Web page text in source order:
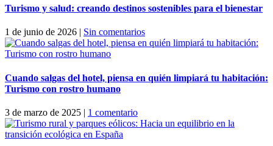
Turismo y salud: creando destinos sostenibles para el bienestar
1 de junio de 2026 | Sin comentarios
Cuando salgas del hotel, piensa en quién limpiará tu habitación:
Turismo con rostro humano
3 de marzo de 2025 | 1 comentario